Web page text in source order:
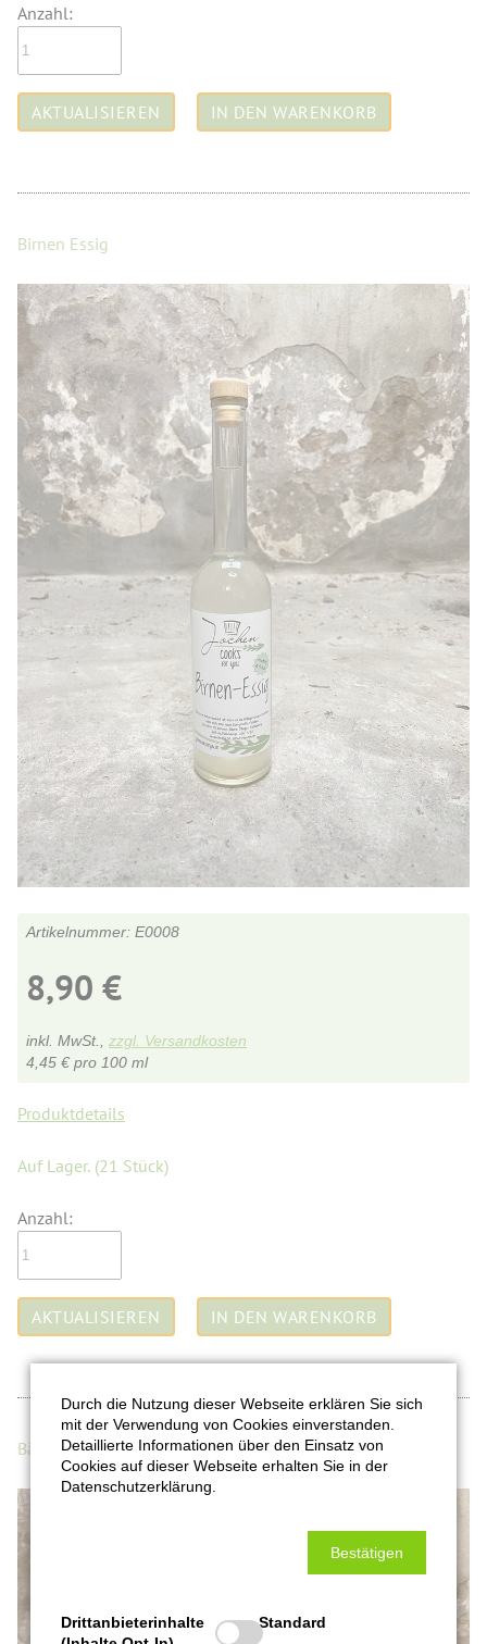
Anzahl:
Birnen Essig
E0008
8,90 €
inkl. MwSt., zzgl. Versandkosten
4,45 € pro 100 ml
Produktdetails
Auf Lager. (21 Stück)
Anzahl:
Bärlauchkapern Essig
Durch die Nutzung dieser Webseite erklären Sie sich
mit der Verwendung von Cookies einverstanden.
Detaillierte Informationen über den Einsatz von
Cookies auf dieser Webseite erhalten Sie in der
Datenschutzerklärung.
Bestätigen
Drittanbieterinhalte
Standard